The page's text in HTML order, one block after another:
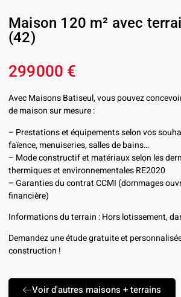
Maison 120 m² avec
(42)
299000 €
Avec Maisons Batiseul, vous pouvez
de maison sur mesure :
– Prestations et équipements selon vos
faïence, menuiseries, salles de bains…
– Mode constructif et matériaux selon les
thermiques et environnementales RE2020
– Garanties du contrat CCMI (dommages
financière)
Informations du terrain : Hors lotissement,
Demandez une étude gratuite et
construction !
Voir d'autres maisons + terrains